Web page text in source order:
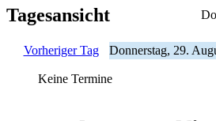
Tagesansicht
Vorheriger Tag Donnerstag, 29.
Keine Termine